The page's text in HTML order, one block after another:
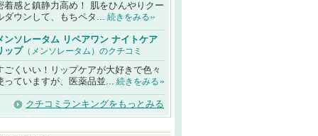
着感と鎮静力高め！ 肌をひんやりクー
ダウンして、もちペタ... 続きをみる
ンソレータム リペアワン ナイトケア
ップ（メンソレータム）のクチコミ
ごくいい！リップケアが大好きで色々
っていますが、医薬品並... 続きをみる
クチコミランキングをもっとみる